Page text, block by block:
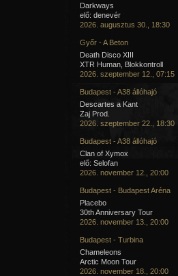
Darkways
elő: denevér
2026. augusztus 30., 18:30
Győr - A Beton
Death Disco XIII
XTR Human, Blokkontroll
2026. szeptember 12., 07:15
Budapest - A38 állóhajó
Descartes a Kant
Zaj Prod.
2026. szeptember 22., 18:30
Budapest - A38 állóhajó
Clan of Xymox
elő: Selofan
2026. november 12., 20:00
Budapest - Budapest Aréna
Placebo
30th Anniversary Tour
2026. november 13., 20:00
Budapest - Turbina
Chameleons
Arctic Moon Tour
2026. november 18., 20:00